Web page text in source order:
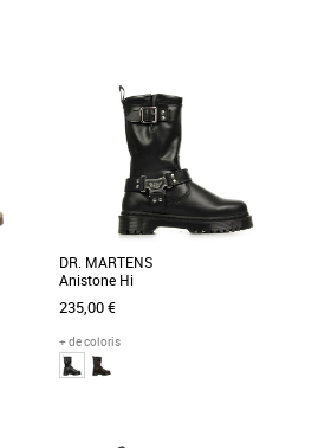
DR. MARTENS
Anistone Hi
235,00 €
+ de coloris